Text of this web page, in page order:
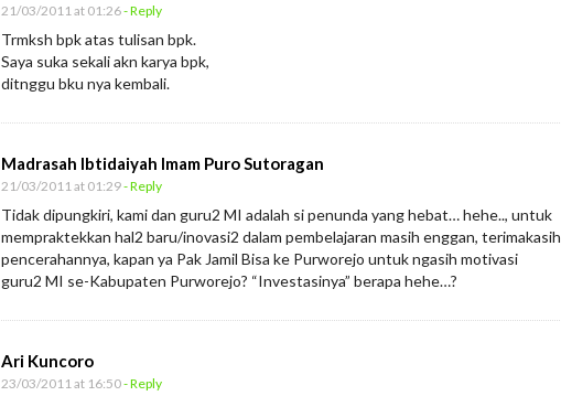
21/03/2011 at 01:26- Reply
Trmksh bpk atas tulisan bpk.
Saya suka sekali akn karya bpk,
ditnggu bku nya kembali.
Madrasah Ibtidaiyah Imam Puro Sutoragan
21/03/2011 at 01:29- Reply
Tidak dipungkiri, kami dan guru2 MI adalah si penunda yang hebat… hehe.., untuk
mempraktekkan hal2 baru/inovasi2 dalam pembelajaran masih enggan, terimakasih
pencerahannya, kapan ya Pak Jamil Bisa ke Purworejo untuk ngasih motivasi
guru2 MI se-Kabupaten Purworejo? “Investasinya” berapa hehe…?
Ari Kuncoro
23/03/2011 at 16:50- Reply